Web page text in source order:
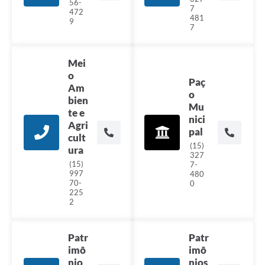
56-
472
9
7
481
7
Mei
o
Am
bien
te e
Agri
cult
ura
(15)
997
70-
225
2
Paç
o
Mu
nici
pal
(15)
327
7-
480
0
Patr
imô
nio
Patr
imô
nios